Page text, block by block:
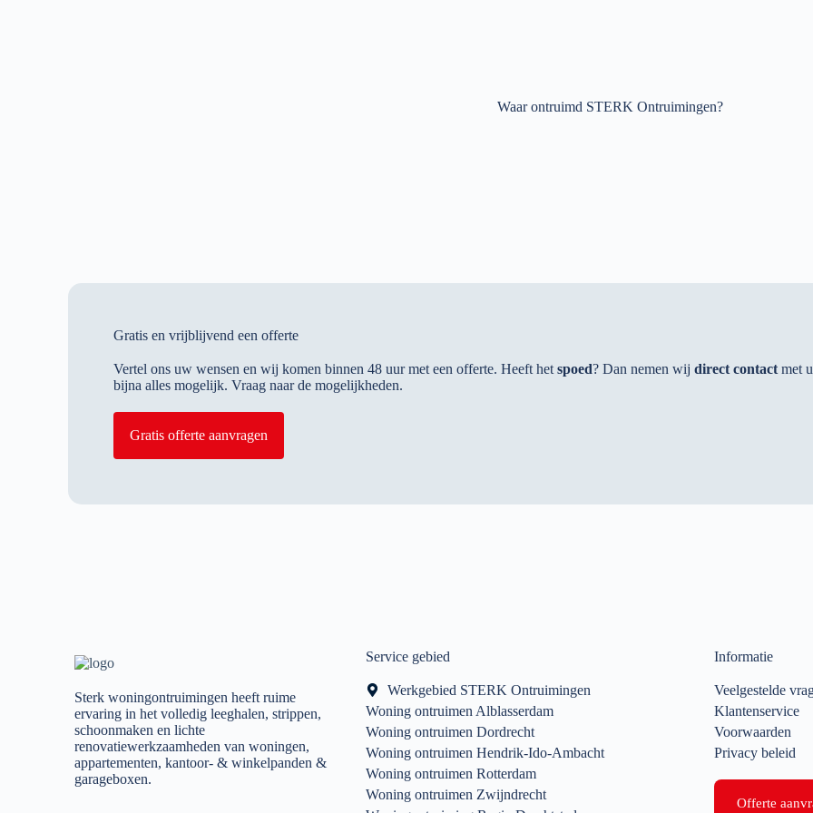
Waar ontruimd STERK Ontruimingen?
Gratis en vrijblijvend een offerte
Vertel ons uw wensen en wij komen binnen 48 uur met een offerte. Heeft het spoed? Dan nemen wij direct contact met
bijna alles mogelijk. Vraag naar de mogelijkheden.
Gratis offerte aanvragen
Sterk woningontruimingen heeft ruime
ervaring in het volledig leeghalen, strippen,
schoonmaken en lichte
renovatiewerkzaamheden van woningen,
appartementen, kantoor- & winkelpanden &
garageboxen.
Service gebied
Werkgebied STERK Ontruimingen
Woning ontruimen Alblasserdam
Woning ontruimen Dordrecht
Woning ontruimen Hendrik-Ido-Ambacht
Woning ontruimen Rotterdam
Woning ontruimen Zwijndrecht
Informatie
Veelgestelde
Klantenservice
Voorwaarden
Privacy beleid
Offerte